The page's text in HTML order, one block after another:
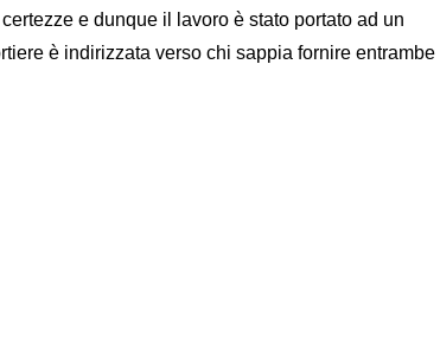
e dunque il lavoro è stato portato ad un
è indirizzata verso chi sappia fornire entrambe